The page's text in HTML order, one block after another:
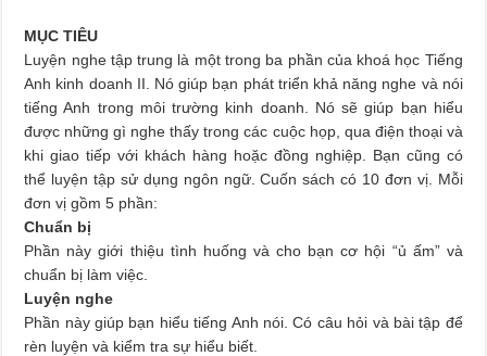
MỤC TIÊU
Luyện nghe tập trung là một trong ba phần của khoá học Tiếng
Anh kinh doanh II. Nó giúp bạn phát triển khả năng nghe và nói
tiếng Anh trong môi trường kinh doanh. Nó sẽ giúp bạn hiểu
được những gì nghe thấy trong các cuộc họp, qua điện thoại và
khi giao tiếp với khách hàng hoặc đồng nghiệp. Bạn cũng có
thể luyện tập sử dụng ngôn ngữ. Cuốn sách có 10 đơn vị. Mỗi
đơn vị gồm 5 phần:
Chuẩn bị
Phần này giới thiệu tình huống và cho bạn cơ hội “ủ ấm” và
chuẩn bị làm việc.
Luyện nghe
Phần này giúp bạn hiểu tiếng Anh nói. Có câu hỏi và bài tập để
rèn luyện và kiểm tra sự hiểu biết.